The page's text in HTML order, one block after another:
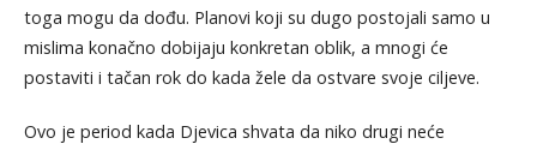
toga mogu da dođu. Planovi koji su dugo postojali samo u
mislima konačno dobijaju konkretan oblik, a mnogi će
postaviti i tačan rok do kada žele da ostvare svoje ciljeve.
Ovo je period kada Djevica shvata da niko drugi neće